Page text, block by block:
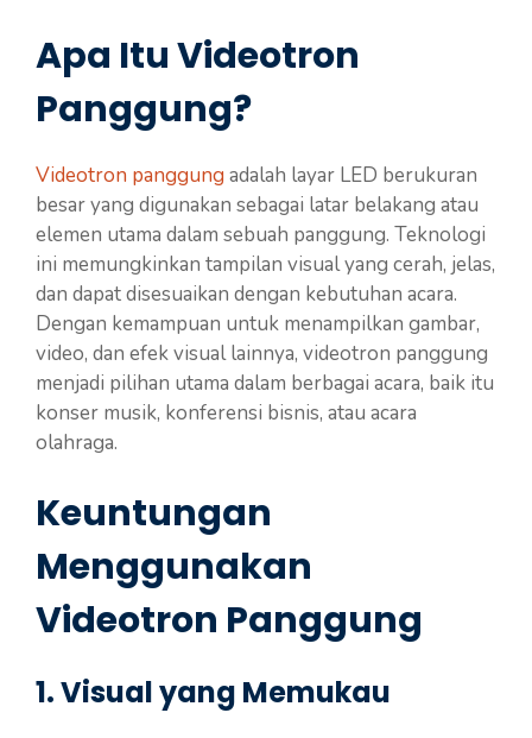
Apa Itu Videotron
Panggung?
Videotron panggung adalah layar LED berukuran
besar yang digunakan sebagai latar belakang atau
elemen utama dalam sebuah panggung. Teknologi
ini memungkinkan tampilan visual yang cerah, jelas,
dan dapat disesuaikan dengan kebutuhan acara.
Dengan kemampuan untuk menampilkan gambar,
video, dan efek visual lainnya, videotron panggung
menjadi pilihan utama dalam berbagai acara, baik itu
konser musik, konferensi bisnis, atau acara
olahraga.
Keuntungan
Menggunakan
Videotron Panggung
1. Visual yang Memukau